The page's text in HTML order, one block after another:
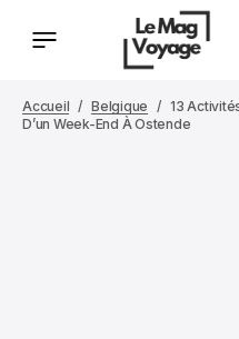
Accueil Belgique
13
D’un Week-End À Ostende